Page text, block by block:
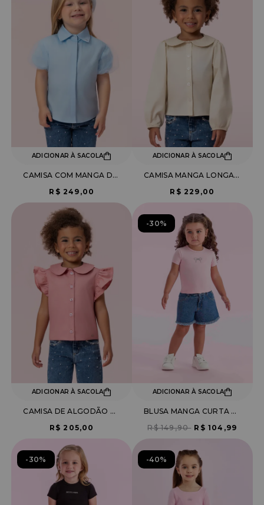
ADICIONAR À SACOLA
CAMISA COM MANGA DE TULE
R$ 249,00
ADICIONAR À SACOLA
CAMISA MANGA LONGA COM BABADO NA GOLA
R$ 229,00
ADICIONAR À SACOLA
CAMISA DE ALGODÃO COM BABADOS NAS MANGAS
R$ 205,00
30%
ADICIONAR À SACOLA
BLUSA MANGA CURTA COM APLICAÇÃO LAÇO
R$ 149,90 R$ 104,99
30% 40%